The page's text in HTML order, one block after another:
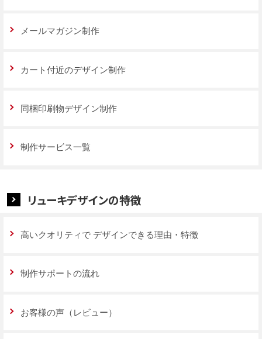
メールマガジン制作
カート付近のデザイン制作
同梱印刷物デザイン制作
制作サービス一覧
リューキデザインの特徴
高いクオリティで デザインできる理由・特徴
制作サポートの流れ
お客様の声（レビュー）